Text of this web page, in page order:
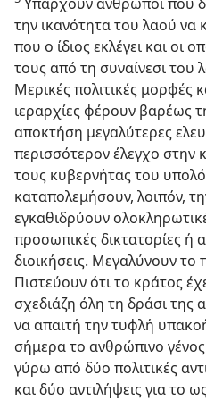
την ικανότητα του λαού
που ο ίδιος εκλέγει και οι
τους από τη συναίνεσι του
Μερικές πολιτικές μορφές
ιεραρχίες φέρουν βαρέως
αποκτήση μεγαλύτερες
περισσότερον έλεγχο στην
τους κυβερνήτας του
καταπολεμήσουν, λοιπόν,
εγκαθιδρύουν
προσωπικές δικτατορίες ή
διοικήσεις. Μεγαλύνουν το
Πιστεύουν ότι το κράτος
σχεδιάζη όλη τη δράσι της
να απαιτή την τυφλή
σήμερα το ανθρώπινο γένος
γύρω από δύο πολιτικές
και δύο αντιλήψεις για το